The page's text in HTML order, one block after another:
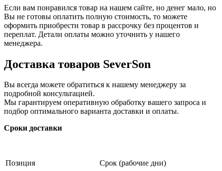
Если вам понравился товар на нашем сайте, но денег мало, но
Вы не готовы оплатить полную стоимость, то можете
оформить приобрести товар в рассрочку без процентов и
переплат. Детали оплаты можно уточнить у нашего
менеджера.
Доставка товаров SeverSon
Вы всегда можете обратиться к нашему менеджеру за
подробной консультацией.
Мы гарантируем оперативную обработку вашего запроса и
подбор оптимального варианта доставки и оплаты.
Сроки доставки
Позиция Срок (рабочие дни)